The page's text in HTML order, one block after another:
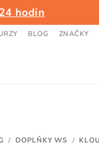
hodin
BLOG ZNAČKY
/ DOPLŇKY WS /